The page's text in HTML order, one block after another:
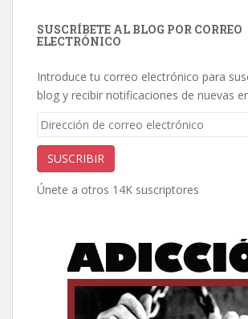
SUSCRÍBETE AL BLOG POR CORREO
ELECTRÓNICO
Introduce tu correo electrónico para
blog y recibir notificaciones de nuevas
Dirección
correo
electrónico
SUSCRIBIR
Únete a otros 14K suscriptores